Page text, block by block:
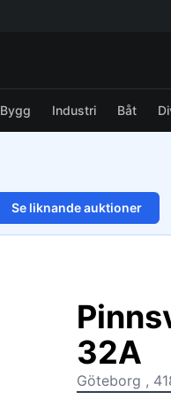
Bygg Industri Båt
Se liknande auktioner
1/14
32A
Göteborg ,